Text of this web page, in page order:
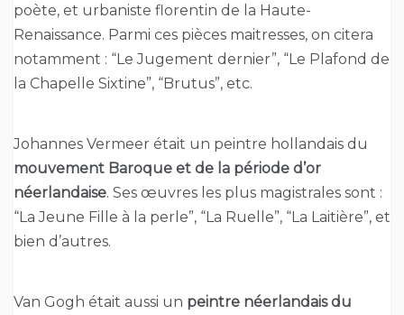
poète, et urbaniste florentin de la Haute-
Renaissance. Parmi ces pièces maitresses, on citera
notamment : “Le Jugement dernier”, “Le Plafond de
la Chapelle Sixtine”, “Brutus”, etc.
Johannes Vermeer était un peintre hollandais du
mouvement Baroque et de la période d’or
néerlandaise. Ses œuvres les plus magistrales sont :
“La Jeune Fille à la perle”, “La Ruelle”, “La Laitière”, et
bien d’autres.
Van Gogh était aussi un peintre néerlandais du